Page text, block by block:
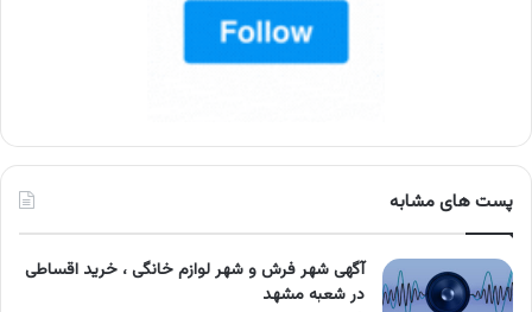
پست های مشابه
آگهی شهر فرش و شهر لوازم خانگی ، خرید اقساطی
در شعبه مشهد